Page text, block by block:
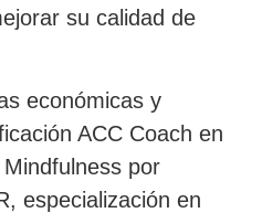
su calidad de
económicas y
ACC Coach en
por
especialización en